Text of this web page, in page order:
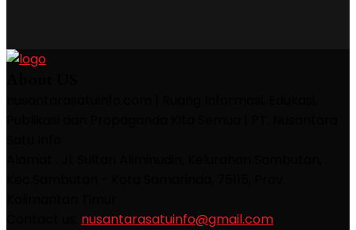
nusantarasatuinfo@gmail.com